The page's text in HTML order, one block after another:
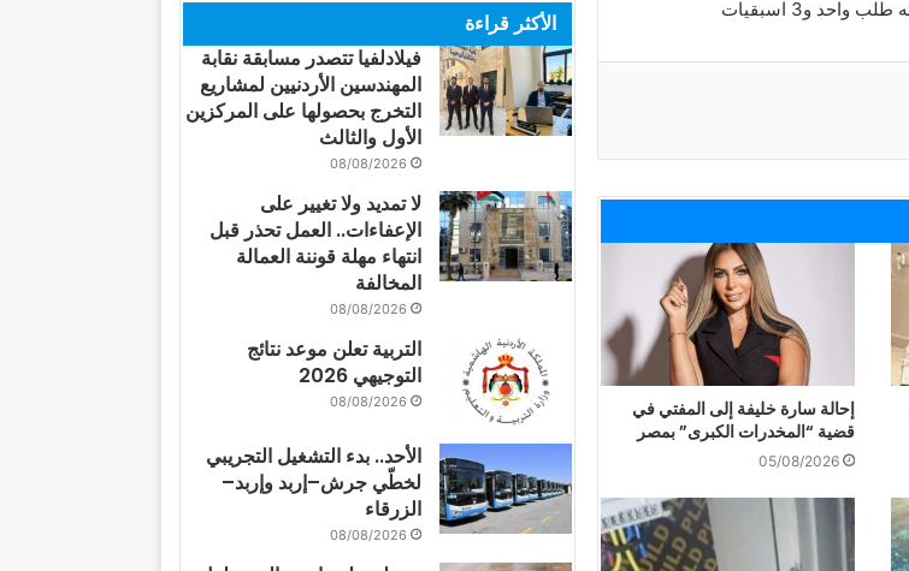
إحالة سارة خليفة إلى المفتي في
قضية “المخدرات الكبرى” بمصر
05/08/2026
الأكثر قراءة
فيلادلفيا تتصدر مسابقة نقابة
المهندسين الأردنيين لمشاريع
التخرج بحصولها على المركزين
الأول والثالث
08/08/2026
لا تمديد ولا تغيير على
الإعفاءات.. العمل تحذر قبل
انتهاء مهلة قوننة العمالة
المخالفة
08/08/2026
التربية تعلن موعد نتائج
التوجيهي 2026
08/08/2026
الأحد.. بدء التشغيل التجريبي
لخطّي جرش–إربد وإربد–
الزرقاء
08/08/2026